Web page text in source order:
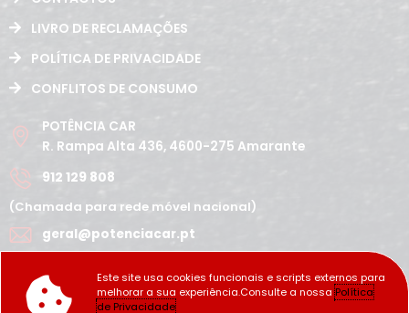
LIVRO DE RECLAMAÇÕES
POLÍTICA DE PRIVACIDADE
CONFLITOS DE CONSUMO
POTÊNCIA CAR
R. Rampa Alta 436, 4600-275 Amarante
912 129 808
(Chamada para rede móvel nacional)
geral@potenciacar.pt
10:00h - 12:30h | 14h 19:30h
Domingo
Este site usa cookies funcionais e scripts externos para
melhorar a sua experiência.Consulte a nossaPolítica
de Privacidade